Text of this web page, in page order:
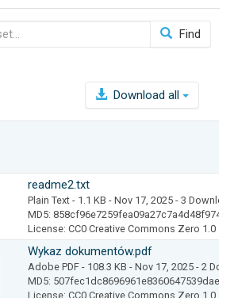
Find
Download all
readme2.txt
Plain Text - 1.1 KB - Nov 17, 2025 - 3
MD5: 858cf96e7259fea09a27c7a4d48f974c
License: CC0 Creative Commons Zero 1.0
Wykaz dokumentów.pdf
Adobe PDF - 108.3 KB - Nov 17, 2025 - 2
MD5: 507fec1dc8696961e8360647539dae42
License: CC0 Creative Commons Zero 1.0